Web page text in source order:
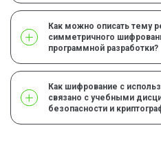
Как можно описать тему
симметричного
программной разработки?
Как шифрование с
связано с учебными
безопасности и